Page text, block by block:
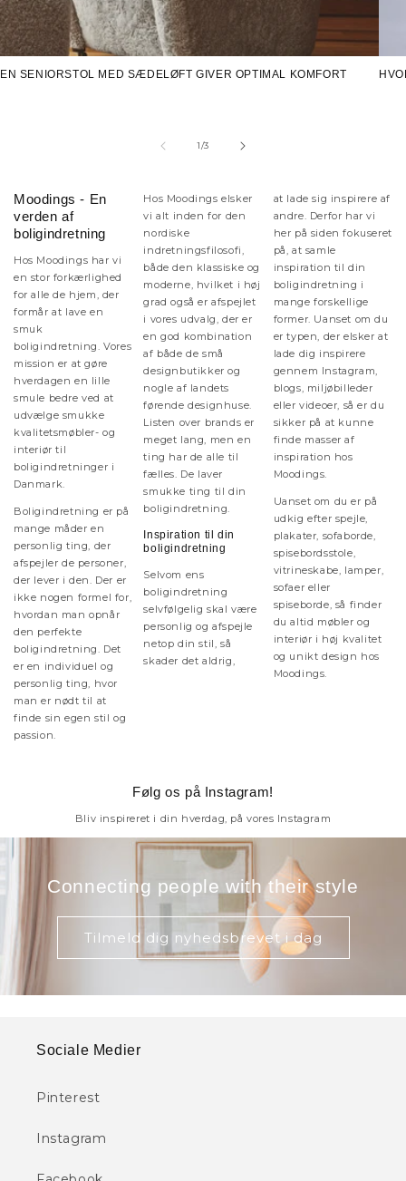
EN SENIORSTOL MED SÆDELØFT GIVER OPTIMAL KOMFORT
1/af
3
Moodings - En
verden af
boligindretning
Hos Moodings har vi
en stor forkærlighed
for alle de hjem, der
formår at lave en
smuk
boligindretning. Vores
mission er at gøre
hverdagen en lille
smule bedre ved at
udvælge smukke
kvalitetsmøbler- og
interiør til
boligindretninger i
Danmark.
Boligindretning er på
mange måder en
personlig ting, der
afspejler de personer,
der lever i den. Der er
ikke nogen formel for,
hvordan man opnår
den perfekte
boligindretning. Det
er en individuel og
personlig ting, hvor
man er nødt til at
finde sin egen stil og
passion.
Hos Moodings elsker
vi alt inden for den
nordiske
indretningsfilosofi,
både den klassiske og
moderne, hvilket i høj
grad også er afspejlet
i vores udvalg, der er
en god kombination
af både de små
designbutikker og
nogle af landets
førende designhuse.
Listen over brands er
meget lang, men en
ting har de alle til
fælles. De laver
smukke ting til din
boligindretning.
Inspiration til din
boligindretning
Selvom ens
boligindretning
selvfølgelig skal være
personlig og afspejle
netop din stil, så
skader det aldrig,
at lade sig inspirere af
andre. Derfor har vi
her på siden fokuseret
på, at samle
inspiration til din
boligindretning i
mange forskellige
former. Uanset om du
er typen, der elsker at
lade dig inspirere
gennem Instagram,
blogs, miljøbilleder
eller videoer, så er du
sikker på at kunne
finde masser af
inspiration hos
Moodings.
Uanset om du er på
udkig efter spejle,
plakater, sofaborde,
spisebordsstole,
vitrineskabe, lamper,
sofaer eller
spiseborde, så finder
du altid møbler og
interiør i høj kvalitet
og unikt design hos
Moodings.
Følg os på Instagram!
Bliv inspireret i din hverdag, på vores Instagram
Connecting people with their style
Tilmeld dig nyhedsbrevet i dag
Sociale Medier
Pinterest
Instagram